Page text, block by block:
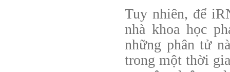
Tuy nhiên, để
nhà khoa học
những phân tử
trong một thời